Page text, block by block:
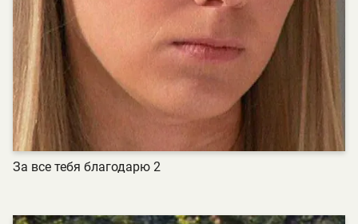
За все тебя благодарю 2